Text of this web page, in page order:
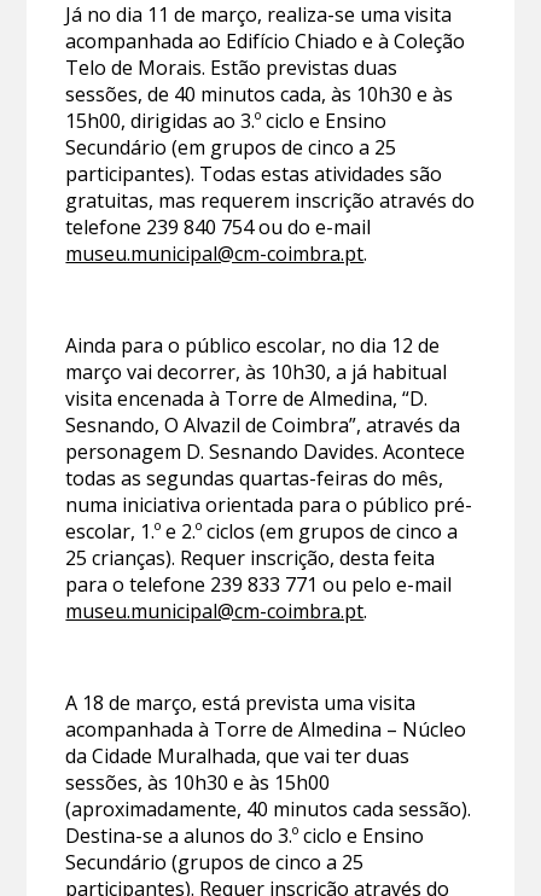
Já no dia 11 de março, realiza-se uma visita
acompanhada ao Edifício Chiado e à Coleção
Telo de Morais. Estão previstas duas
sessões, de 40 minutos cada, às 10h30 e às
15h00, dirigidas ao 3.º ciclo e Ensino
Secundário (em grupos de cinco a 25
participantes). Todas estas atividades são
gratuitas, mas requerem inscrição através do
telefone 239 840 754 ou do e-mail
museu.municipal@cm-coimbra.pt.
Ainda para o público escolar, no dia 12 de
março vai decorrer, às 10h30, a já habitual
visita encenada à Torre de Almedina, “D.
Sesnando, O Alvazil de Coimbra”, através da
personagem D. Sesnando Davides. Acontece
todas as segundas quartas-feiras do mês,
numa iniciativa orientada para o público pré-
escolar, 1.º e 2.º ciclos (em grupos de cinco a
25 crianças). Requer inscrição, desta feita
para o telefone 239 833 771 ou pelo e-mail
museu.municipal@cm-coimbra.pt.
A 18 de março, está prevista uma visita
acompanhada à Torre de Almedina – Núcleo
da Cidade Muralhada, que vai ter duas
sessões, às 10h30 e às 15h00
(aproximadamente, 40 minutos cada sessão).
Destina-se a alunos do 3.º ciclo e Ensino
Secundário (grupos de cinco a 25
participantes). Requer inscrição através do